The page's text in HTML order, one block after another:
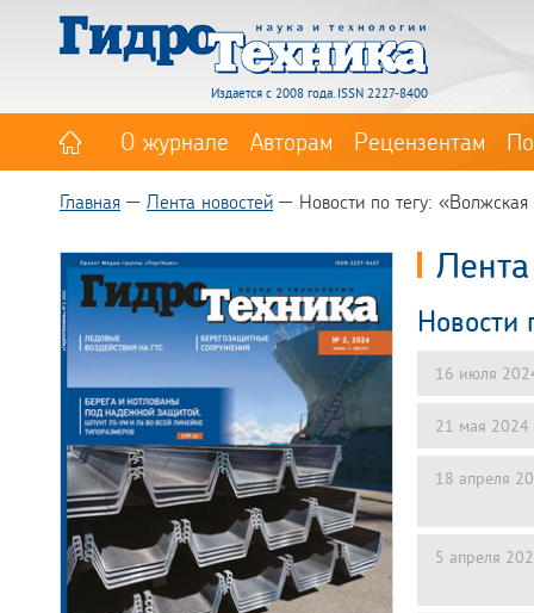
Издается с 2008 года. ISSN 2227-8400
О журнале Авторам Рецензентам
Главная Лента новостей Новости по тегу:
Новости
16 июля
21 мая 2024
18 апреля
5 апреля